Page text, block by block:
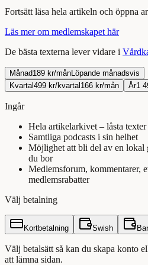
Fortsätt läsa hela artikeln och öppna
Läs mer om medlemskapet här
De bästa texterna lever vidare i
Månad189 kr/månLöpande månadsvis
Kvartal499 kr/kvartal166 kr/mån År1
Ingår
Hela artikelarkivet – låsta
Samtliga podcasts i sin helhet
Möjlighet att bli del av en lokal
du bor
Medlemsforum, kommentarer,
medlemsrabatter
Välj betalning
Kortbetalning Swish
Välj betalsätt så kan du skapa konto
att lämna sidan.